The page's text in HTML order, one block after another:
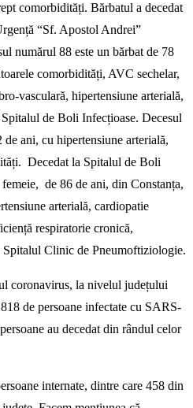
comorbidități. Bărbatul a decedat
“Sf. Apostol Andrei”
numărul 88 este un bărbat de 78
comorbidități, AVC sechelar,
vasculară, hipertensiune arterială,
de Boli Infecțioase. Decesul
ani, cu hipertensiune arterială,
Decedat la Spitalul de Boli
de 86 de ani, din Constanța,
arterială, cardiopatie
respiratorie cronică,
Spitalul Clinic de Pneumoftiziologie.
coronavirus, la nivelul județului
de persoane infectate cu SARS-
au decedat din rândul celor
internate, dintre care 458 din